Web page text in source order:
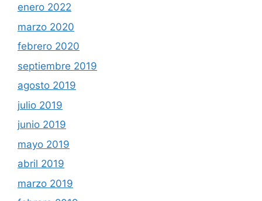
enero 2022
marzo 2020
febrero 2020
septiembre 2019
agosto 2019
julio 2019
junio 2019
mayo 2019
abril 2019
marzo 2019